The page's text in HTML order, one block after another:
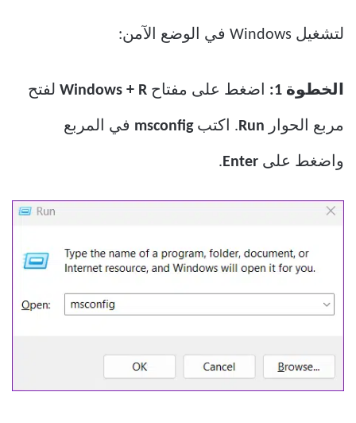
لتشغيل Windows في الوضع الآمن:
الخطوة 1: اضغط على مفتاح لفتح
مربع الحوار Run . اكتبmsconfig في المربع
واضغط على Enter
.